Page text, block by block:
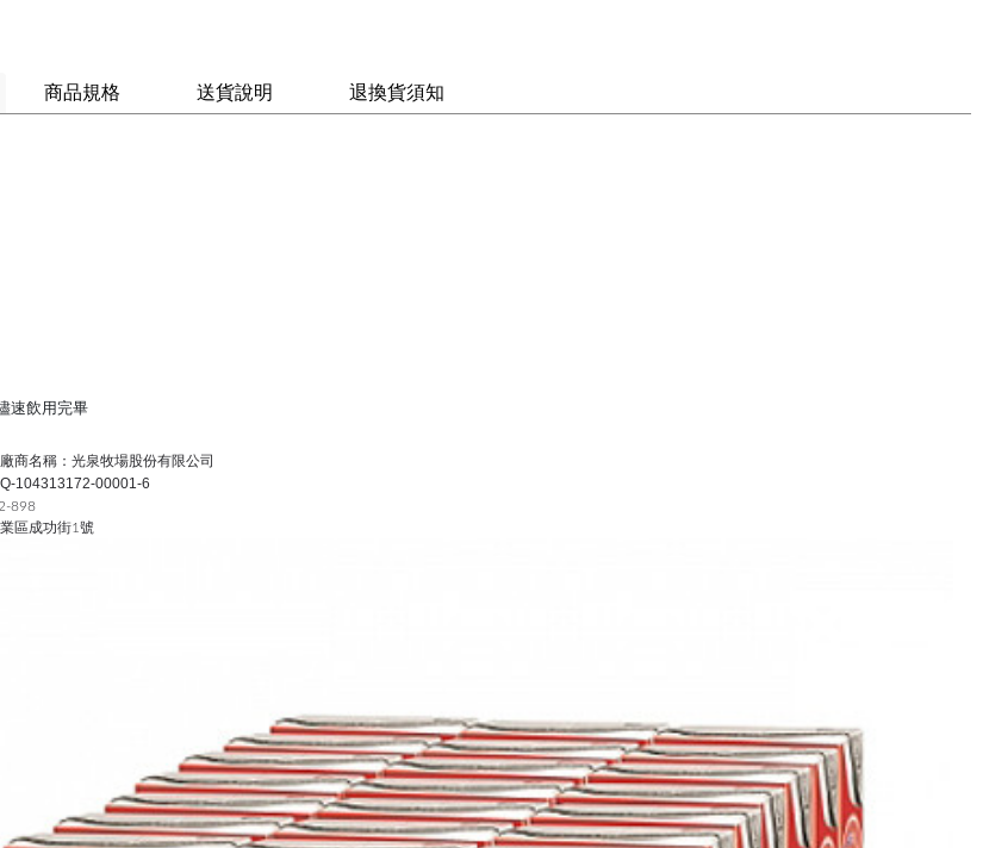
商品規格 送貨說明 退換貨須知
速飲用完畢
商名稱：光泉牧場股份有限公司
104313172-00001-6
898
區成功街1號